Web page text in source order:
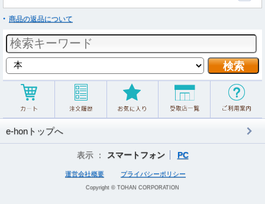
商品の返品について
e-honトップへ
表示 ： スマートフォン PC
運営会社概要 プライバシーポリシー
Copyright © TOHAN CORPORATION